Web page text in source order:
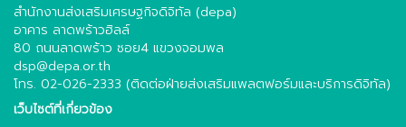
สำนักงานส่งเสริมเศรษฐกิจดิจิทัล (depa)
อาคาร ลาดพร้าวฮิลล์
80 ถนนลาดพร้าว ซอย4 แขวงจอมพล
dsp@depa.or.th
โทร. 02-026-2333 (ติดต่อฝ่ายส่งเสริมแพลตฟอร์มและบริการดิจิทัล)
เว็บไซต์ที่เกี่ยวข้อง